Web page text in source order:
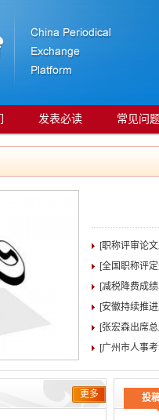
发表必读 常见问
[职称评审论
[全国职称评
[减税降费成
[安徽持续推
[张宏森出席
[广州市人事
更多 投